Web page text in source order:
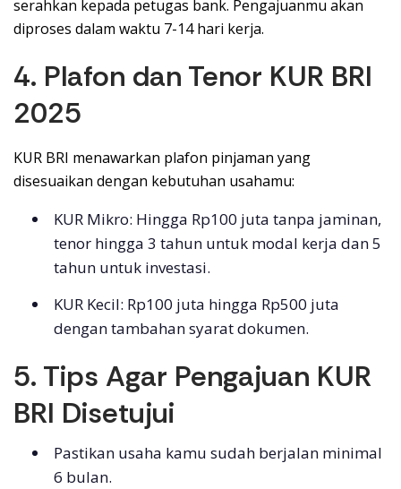
serahkan kepada petugas bank. Pengajuanmu akan
diproses dalam waktu 7-14 hari kerja.
4. Plafon dan Tenor KUR BRI
2025
KUR BRI menawarkan plafon pinjaman yang
disesuaikan dengan kebutuhan usahamu:
KUR Mikro: Hingga Rp100 juta tanpa jaminan,
tenor hingga 3 tahun untuk modal kerja dan 5
tahun untuk investasi.
KUR Kecil: Rp100 juta hingga Rp500 juta
dengan tambahan syarat dokumen.
5. Tips Agar Pengajuan KUR
BRI Disetujui
Pastikan usaha kamu sudah berjalan minimal
6 bulan.